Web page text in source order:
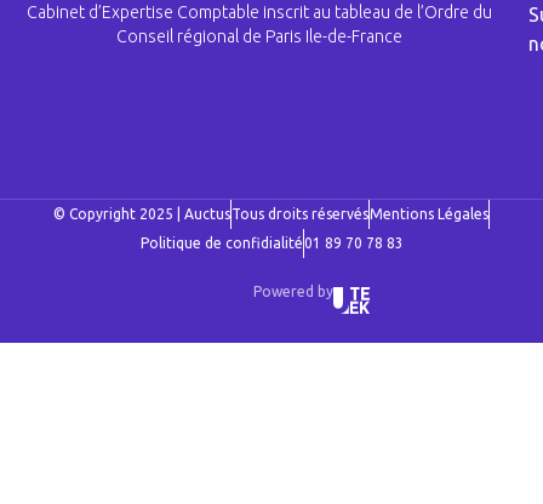
Cabinet d’Expertise Comptable inscrit au tableau de l’Ordre du
Conseil régional de Paris Ile-de-France
© Copyright 2025 | AuctusTous droits réservésMentions Légales
Politique de confidialité01 89 70 78 83
Powered by